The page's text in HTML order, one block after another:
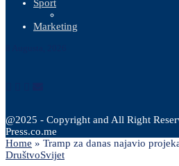
Sport
Marketing
@2025 - Copyright and All Right
Press.co.me
Home » Tramp za danas najavio
DruštvoSvijet